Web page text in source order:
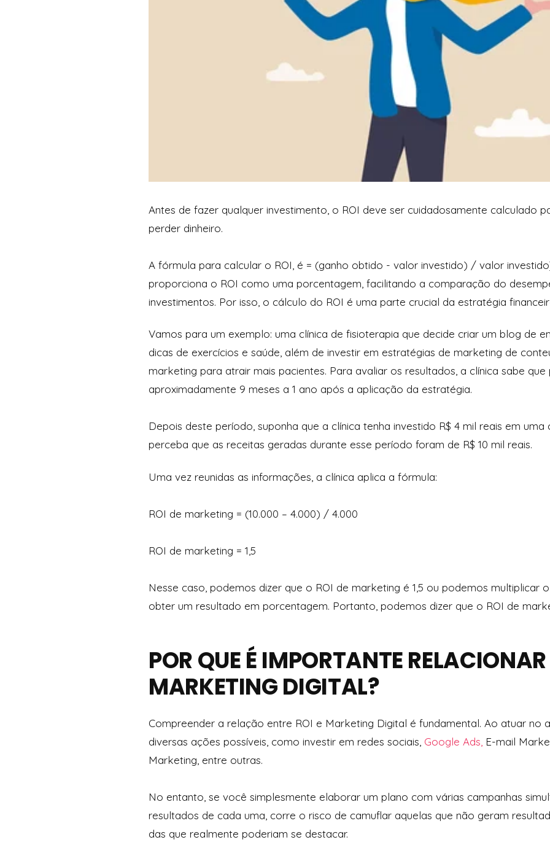
Antes de fazer qualquer investimento, o ROI deve ser cuidadosamente calculado
perder dinheiro.
A fórmula para calcular o ROI, é = (ganho obtido - valor investido) / valor
proporciona o ROI como uma porcentagem, facilitando a comparação do
investimentos. Por isso, o cálculo do ROI é uma parte crucial da estratégia
Vamos para um exemplo: uma clínica de fisioterapia que decide criar um blog de
dicas de exercícios e saúde, além de investir em estratégias de marketing de
marketing para atrair mais pacientes. Para avaliar os resultados, a clínica sabe que
aproximadamente 9 meses a 1 ano após a aplicação da estratégia.
Depois deste período, suponha que a clínica tenha investido R$ 4 mil reais em
perceba que as receitas geradas durante esse período foram de R$ 10 mil reais.
Uma vez reunidas as informações, a clínica aplica a fórmula:
ROI de marketing = (10.000 – 4.000) / 4.000
ROI de marketing = 1,5
Nesse caso, podemos dizer que o ROI de marketing é 1,5 ou podemos multiplicar
obter um resultado em porcentagem. Portanto, podemos dizer que o ROI de
POR QUE É IMPORTANTE
MARKETING DIGITAL?
Compreender a relação entre ROI e Marketing Digital é fundamental. Ao atuar no
diversas ações possíveis, como investir em redes sociais, Google Ads, E-mail
Marketing, entre outras.
No entanto, se você simplesmente elaborar um plano com várias campanhas
resultados de cada uma, corre o risco de camuflar aquelas que não geram
das que realmente poderiam se destacar.